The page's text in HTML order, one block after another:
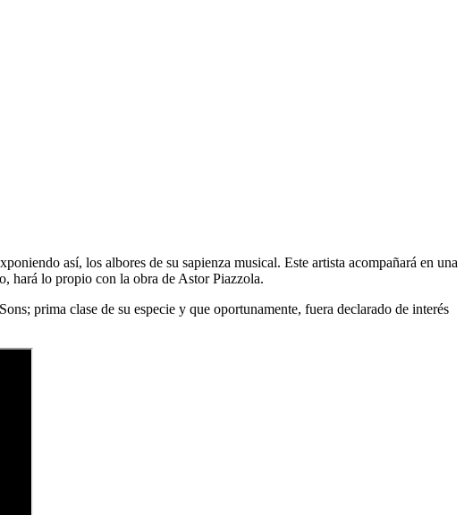
así, los albores de su sapienza musical. Este artista acompañará en una
hará lo propio con la obra de Astor Piazzola.
prima clase de su especie y que oportunamente, fuera declarado de interés